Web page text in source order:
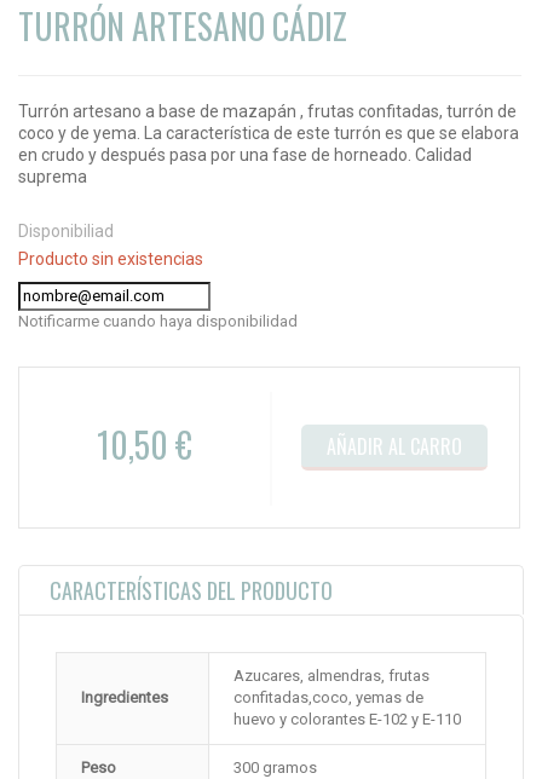
TURRÓN ARTESANO CÁDIZ
Turrón artesano a base de mazapán , frutas confitadas, turrón de
coco y de yema. La característica de este turrón es que se elabora
en crudo y después pasa por una fase de horneado. Calidad
suprema
Disponibiliad
Producto sin existencias
Notificarme cuando haya disponibilidad
10,50 € AÑADIR AL CARRO
CARACTERÍSTICAS DEL PRODUCTO
Ingredientes
Azucares, almendras, frutas
confitadas,coco, yemas de
huevo y colorantes E-102 y E-110
Peso 300 gramos